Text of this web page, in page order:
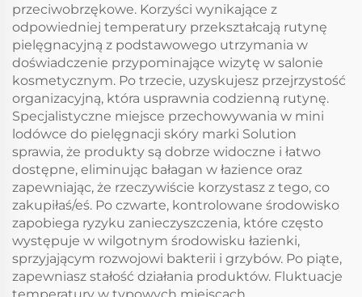
przeciwobrzękowe. Korzyści wynikające z
odpowiedniej temperatury przekształcają rutynę
pielęgnacyjną z podstawowego utrzymania w
doświadczenie przypominające wizytę w salonie
kosmetycznym. Po trzecie, uzyskujesz przejrzystość
organizacyjną, która usprawnia codzienną rutynę.
Specjalistyczne miejsce przechowywania w mini
lodówce do pielęgnacji skóry marki Solution
sprawia, że produkty są dobrze widoczne i łatwo
dostępne, eliminując bałagan w łazience oraz
zapewniając, że rzeczywiście korzystasz z tego, co
zakupiłaś/eś. Po czwarte, kontrolowane środowisko
zapobiega ryzyku zanieczyszczenia, które często
występuje w wilgotnym środowisku łazienki,
sprzyjającym rozwojowi bakterii i grzybów. Po piąte,
zapewniasz stałość działania produktów. Fluktuacje